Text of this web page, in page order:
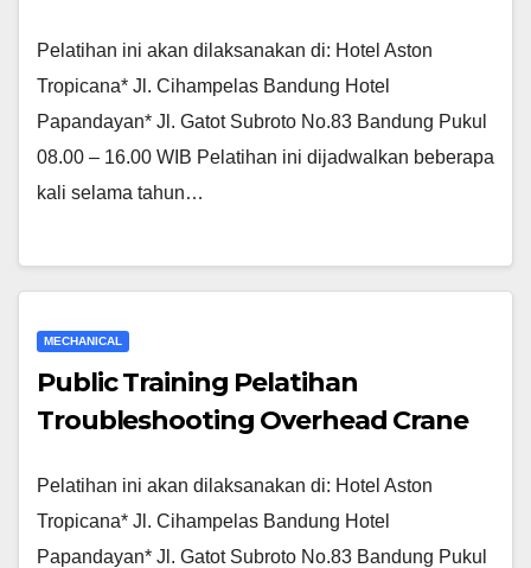
Pelatihan ini akan dilaksanakan di: Hotel Aston
Tropicana* Jl. Cihampelas Bandung Hotel
Papandayan* Jl. Gatot Subroto No.83 Bandung Pukul
08.00 – 16.00 WIB Pelatihan ini dijadwalkan beberapa
kali selama tahun…
MECHANICAL
Public Training Pelatihan
Troubleshooting Overhead Crane
Pelatihan ini akan dilaksanakan di: Hotel Aston
Tropicana* Jl. Cihampelas Bandung Hotel
Papandayan* Jl. Gatot Subroto No.83 Bandung Pukul